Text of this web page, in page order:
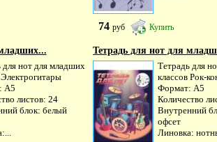
74руб Купить
для нот для младших
Электрогитары
А5
листов: 24
блок: белый
Тетрадь для нот для
Тетрадь для
классов Рок-
Формат: А5
Количество
Внутренний
офсет
Линовка: